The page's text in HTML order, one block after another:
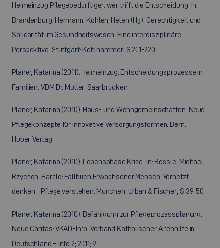
Heimeinzug Pflegebedürftiger: wer trifft die Entscheidung. In:
Brandenburg, Hermann; Kohlen, Helen (Hg): Gerechtigkeit und
Solidarität im Gesundheitswesen. Eine interdisziplinäre
Perspektive. Stuttgart: Kohlhammer; S.201-220
Planer, Katarina (2011): Heimeinzug. Entscheidungsprozesse in
Familien. VDM Dr. Müller: Saarbrücken
Planer, Katarina (2010): Haus- und Wohngemeinschaften. Neue
Pflegekonzepte für innovative Versorgungsformen. Bern:
Huber-Verlag
Planer, Katarina (2010): Lebensphase Krise. In: Bossle, Michael;
Rzychon, Harald: Fallbuch Erwachsener Mensch. Vernetzt
denken - Pflege verstehen. München: Urban & Fischer; S.39-50
Planer, Katarina (2010): Befähigung zur Pflegeprozessplanung.
Neue Caritas: VKAD-Info. Verband Katholischer Altenhilfe in
Deutschland – Info 2; 2011; 9